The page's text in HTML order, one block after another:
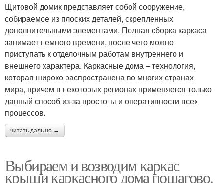
Щитовой домик представляет собой сооружение,
собираемое из плоских деталей, скрепленных
дополнительными элементами. Полная сборка каркаса
занимает немного времени, после чего можно
приступать к отделочным работам внутреннего и
внешнего характера. Каркасные дома – технология,
которая широко распространена во многих странах
мира, причем в некоторых регионах применяется только
данный способ из-за простоты и оперативности всех
процессов.
читать дальше →
Выбираем и возводим каркас
крыши каркасного дома пошагово.